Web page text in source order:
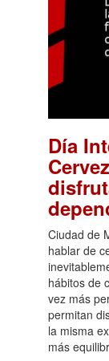
Día
Ciudad de
hablar de
hábitos de
vez más
permitan
la misma
más